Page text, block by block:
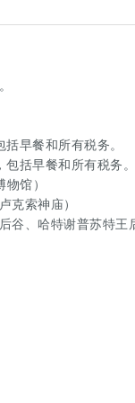
早餐和所有税务。
括早餐和所有税务。
馆）
克索神庙）
谷、哈特谢普苏特王